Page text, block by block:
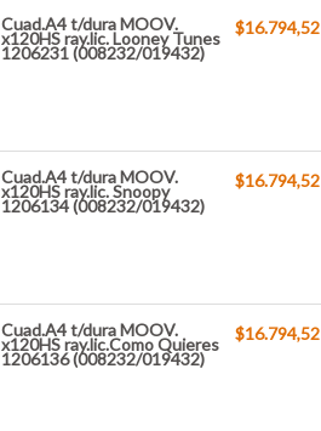
Cuad.A4 t/dura MOOV.
x120HS ray.lic. Looney Tunes
1206231 (008232/019432)
$16.794,52
Cuad.A4 t/dura MOOV.
x120HS ray.lic. Snoopy
1206134 (008232/019432)
$16.794,52
Cuad.A4 t/dura MOOV.
x120HS ray.lic.Como Quieres
1206136 (008232/019432)
$16.794,52